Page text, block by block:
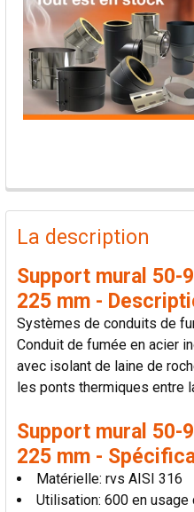
PRODUITS
FRÉQUEMMENT
ACHETÉS
SÉLECTIONNER
AJOUTER
LA
La description
Support mural 50-
225 mm -
Systèmes de conduits de
Conduit de fumée en acier
avec isolant de laine de
les ponts thermiques entre
Support mural 50-
225 mm -
Matérielle: rvs AISI 316
Utilisation: 600 en usage